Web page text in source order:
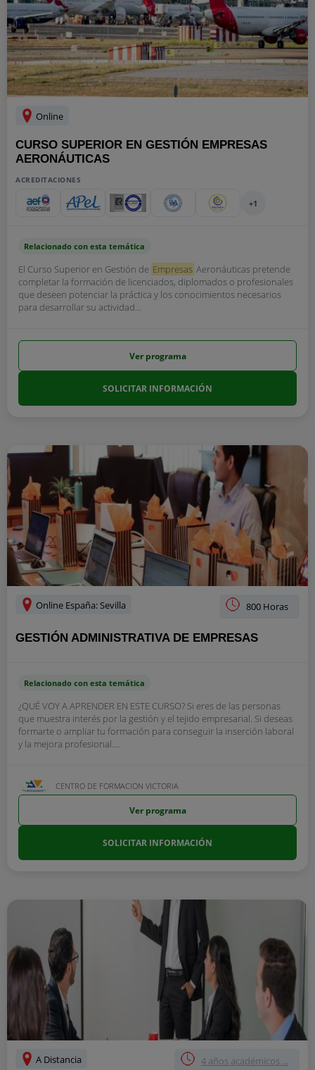
Online
CURSO SUPERIOR EN GESTIÓN EMPRESAS
AERONÁUTICAS
ACREDITACIONES
+1
Relacionado con esta temática
El Curso Superior en Gestión de Empresas Aeronáuticas pretende
completar la formación de licenciados, diplomados o profesionales
que deseen potenciar la práctica y los conocimientos necesarios
para desarrollar su actividad...
Ver programa
SOLICITAR INFORMACIÓN
Online España: Sevilla 800 Horas
GESTIÓN ADMINISTRATIVA DE EMPRESAS
Relacionado con esta temática
¿QUÉ VOY A APRENDER EN ESTE CURSO? Si eres de las personas
que muestra interés por la gestión y el tejido empresarial. Si deseas
formarte o ampliar tu formación para conseguir la inserción laboral
y la mejora profesional....
CENTRO DE FORMACION VICTORIA
Ver programa
SOLICITAR INFORMACIÓN
A Distancia 4 años académicos ...